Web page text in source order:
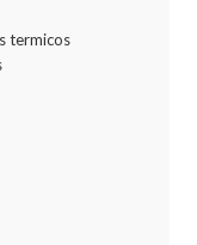
termicos